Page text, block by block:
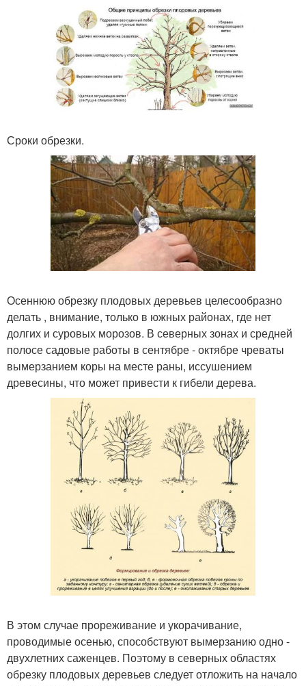
Сроки обрезки.
Осеннюю обрезку плодовых деревьев целесообразно
делать , внимание, только в южных районах, где нет
долгих и суровых морозов. В северных зонах и средней
полосе садовые работы в сентябре - октябре чреваты
вымерзанием коры на месте раны, иссушением
древесины, что может привести к гибели дерева.
В этом случае прореживание и укорачивание,
проводимые осенью, способствуют вымерзанию одно -
двухлетних саженцев. Поэтому в северных областях
обрезку плодовых деревьев следует отложить на начало